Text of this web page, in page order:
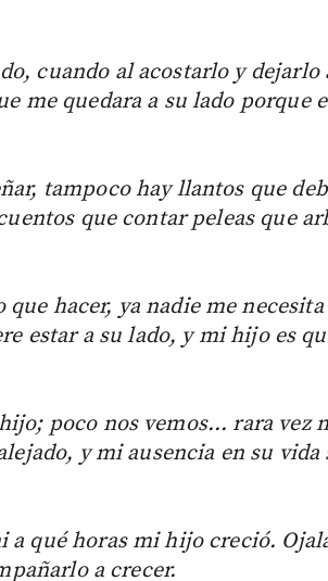
cuando al acostarlo y dejarlo
me quedara a su lado porque
tampoco hay llantos que
que contar peleas que
hacer, ya nadie me
estar a su lado, y mi hijo es
poco nos vemos... rara vez
y mi ausencia en su vida
a qué horas mi hijo creció.
a crecer.